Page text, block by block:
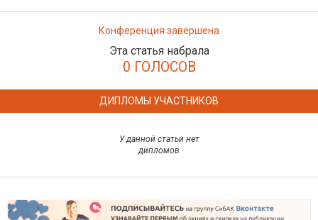
Конференция завершена
Эта статья набрала
0 ГОЛОСОВ
ДИПЛОМЫ УЧАСТНИКОВ
У данной статьи нет
дипломов